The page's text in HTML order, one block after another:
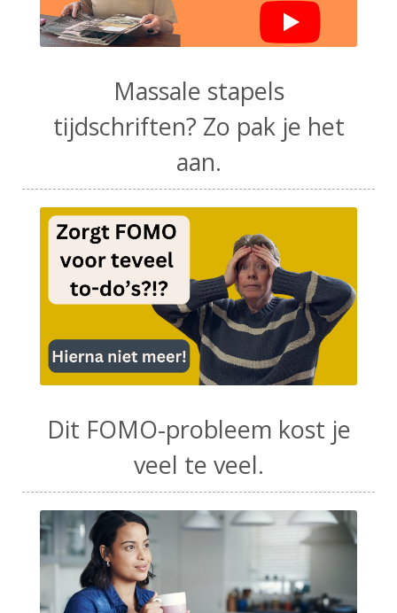
Massale stapels
tijdschriften? Zo pak je het
aan.
Dit FOMO-probleem kost je
veel te veel.